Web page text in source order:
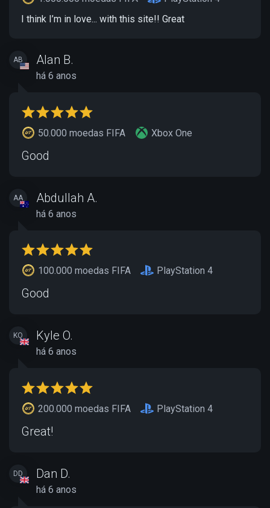
I think I’m in love... with this site!! Great
AB Alan B.
há 6 anos
50.000 moedas FIFA Xbox One
Good
AA Abdullah A.
há 6 anos
100.000 moedas FIFA PlayStation 4
Good
KO Kyle O.
há 6 anos
200.000 moedas FIFA PlayStation 4
Great!
DD Dan D.
há 6 anos